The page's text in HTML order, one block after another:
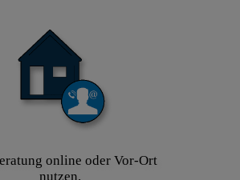
online oder Vor-Ort
nutzen.